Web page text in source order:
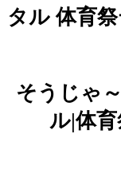
タル 体育
そうじゃ～
ル|体